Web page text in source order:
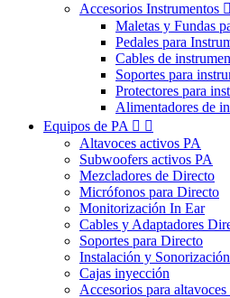
Accesorios Instrumentos 
Maletas y Fundas
Pedales para
Cables de
Soportes para
Protectores para
Alimentadores de
Equipos de PA  
Altavoces activos PA
Subwoofers activos PA
Mezcladores de Directo
Micrófonos para Directo
Monitorización In Ear
Cables y Adaptadores
Soportes para Directo
Instalación y Sonorización
Cajas inyección
Accesorios para altavoces